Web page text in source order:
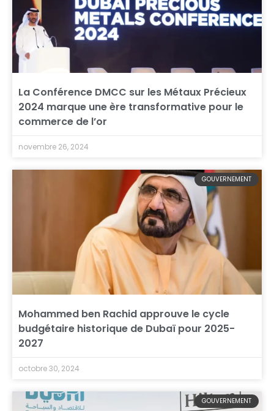
La Conférence DMCC sur les Métaux Précieux
2024 marque une ère transformative pour le
commerce de l’or
novembre 26, 2024
GOUVERNEMENT
Mohammed ben Rachid approuve le cycle
budgétaire historique de Dubaï pour 2025-
2027
octobre 30, 2024
GOUVERNEMENT